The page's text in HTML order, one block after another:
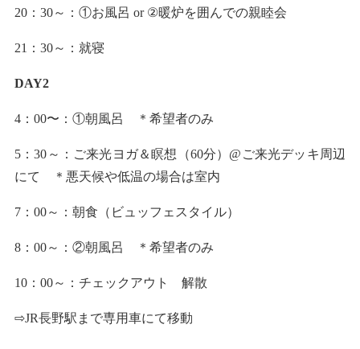
20：30～：①お風呂 or ②暖炉を囲んでの親睦会
21：30～：就寝
DAY2
4：00〜：①朝風呂 ＊希望者のみ
5：30～：ご来光ヨガ＆瞑想（60分）@ご来光デッキ周辺
にて ＊悪天候や低温の場合は室内
7：00～：朝食（ビュッフェスタイル）
8：00～：②朝風呂 ＊希望者のみ
10：00～：チェックアウト 解散
⇨JR長野駅まで専用車にて移動